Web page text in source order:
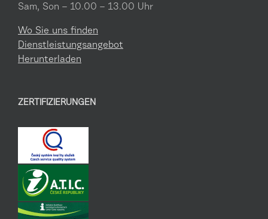
Sam, Son – 10.00 – 13.00 Uhr
Wo Sie uns finden
Dienstleistungsangebot
Herunterladen
ZERTIFIZIERUNGEN